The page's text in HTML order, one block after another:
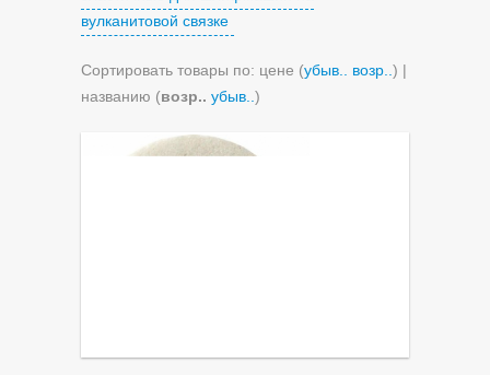
вулканитовой связке
Сортировать товары по: цене (убыв.. возр.. ) |
названию (возр.. убыв.. )